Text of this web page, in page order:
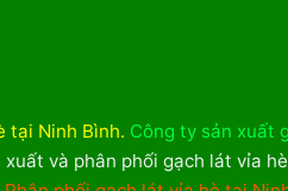
tại Ninh Bình. Công ty sản xuất
và phân phối gạch lát vỉa